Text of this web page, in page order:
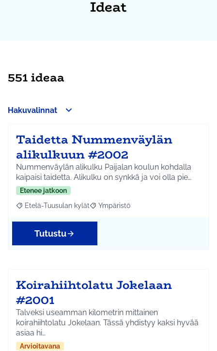
Ideat
551 ideaa
Hakuvalinnat
Taidetta Nummenväylän
alikulkuun #2002
Nummenväylän alikulku Paijalan koulun kohdalla
kaipaisi taidetta. Alikulku on synkkä ja voi olla pie…
Etenee jatkoon
Rajaa tulokset aihepiirin mukaan: Etelä-Tuusulan kylät
Etelä-Tuusulan kylät Rajaa tulokset teeman mukaan:
Ympäristö
Tutustu
Koirahiihtolatu Jokelaan
#2001
Talveksi useamman kilometrin mittainen
koirahiihtolatu Jokelaan. Tässä yhdistyy kaksi hyvää
asiaa hi…
Arvioitavana